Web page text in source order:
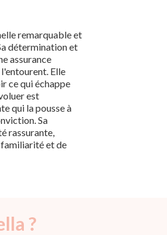
remarquable et
détermination et
assurance
Elle
ce qui échappe
est
qui la pousse à
Sa
rassurante,
familiarité et de
?